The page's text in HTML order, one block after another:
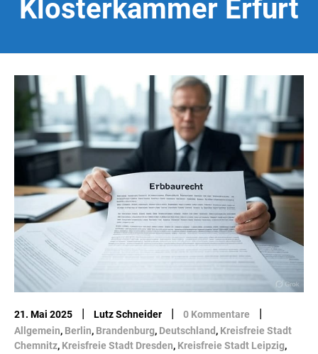
Klosterkammer Erfurt
21. Mai 2025 | Lutz Schneider | 0 Kommentare |
Allgemein, Berlin, Brandenburg, Deutschland , Kreisfreie Stadt
Chemnitz, Kreisfreie Stadt Dresden, Kreisfreie Stadt Leipzig,